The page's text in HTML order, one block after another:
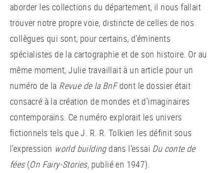
aborder les collections du département, il nous fallait
trouver notre propre voie, distincte de celles de nos
collègues qui sont, pour certains, d’éminents
spécialistes de la cartographie et de son histoire. Or au
même moment, Julie travaillait à un article pour un
numéro de la Revue de la BnFdont le dossier était
consacré à la création de mondes et d’imaginaires
contemporains. Ce numéro explorait les univers
fictionnels tels que J. R. R. Tolkien les définit sous
l’expression world buildingdans l’essai Du conte de
fées(On Fairy-Stories, publié en 1947).